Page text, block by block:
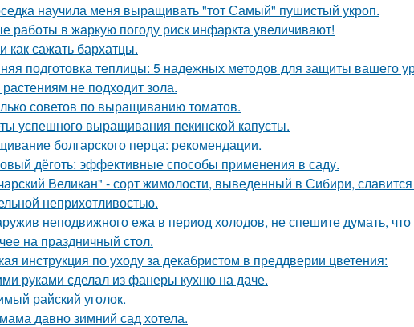
научила меня выращивать "тот Самый" пушистый укроп.
работы в жаркую погоду риск инфаркта увеличивают!
как сажать бархатцы.
подготовка теплицы: 5 надежных методов для защиты вашего
не подходит зола.
советов по выращиванию томатов.
успешного выращивания пекинской капусты.
болгарского перца: рекомендации.
дёготь: эффективные способы применения в саду.
Великан" - сорт жимолости, выведенный в Сибири,
неприхотливостью.
неподвижного ежа в период холодов, не спешите думать,
на праздничный стол.
инструкция по уходу за декабристом в преддверии цветения:
руками сделал из фанеры кухню на даче.
райский уголок.
давно зимний сад хотела.